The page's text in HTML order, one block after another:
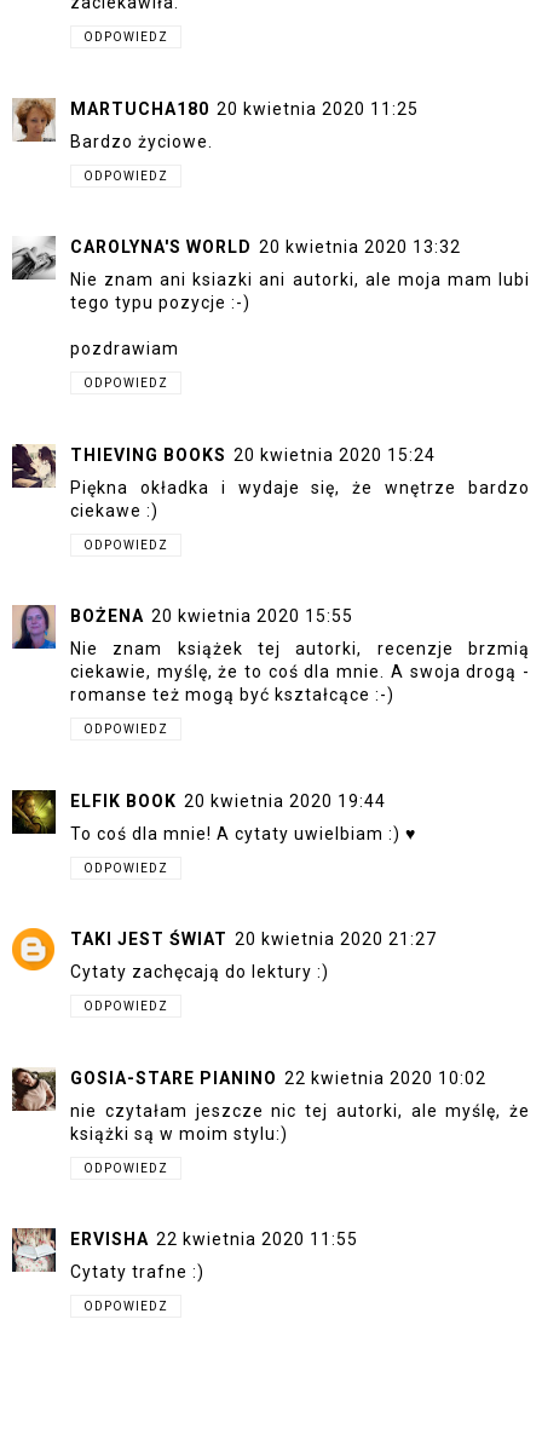
ODPOWIEDZ
MARTUCHA180 20 kwietnia 2020 11:25
Bardzo życiowe.
ODPOWIEDZ
CAROLYNA'S WORLD 20 kwietnia 2020 13:32
Nie znam ani ksiazki ani autorki, ale moja mam lubi
tego typu pozycje :-)
pozdrawiam
ODPOWIEDZ
THIEVING BOOKS 20 kwietnia 2020 15:24
Piękna okładka i wydaje się, że wnętrze bardzo
ciekawe :)
ODPOWIEDZ
BOŻENA 20 kwietnia 2020 15:55
Nie znam książek tej autorki, recenzje brzmią
ciekawie, myślę, że to coś dla mnie. A swoja drogą -
romanse też mogą być kształcące :-)
ODPOWIEDZ
ELFIK BOOK 20 kwietnia 2020 19:44
To coś dla mnie! A cytaty uwielbiam :) ♥
ODPOWIEDZ
TAKI JEST ŚWIAT 20 kwietnia 2020 21:27
Cytaty zachęcają do lektury :)
ODPOWIEDZ
GOSIA-STARE PIANINO 22 kwietnia 2020 10:02
nie czytałam jeszcze nic tej autorki, ale myślę, że
książki są w moim stylu:)
ODPOWIEDZ
ERVISHA 22 kwietnia 2020 11:55
Cytaty trafne :)
ODPOWIEDZ